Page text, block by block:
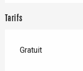
Tarifs
Gratuit